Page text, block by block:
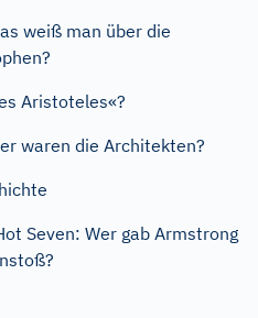
weiß man über die
Aristoteles«?
waren die Architekten?
Seven: Wer gab Armstrong